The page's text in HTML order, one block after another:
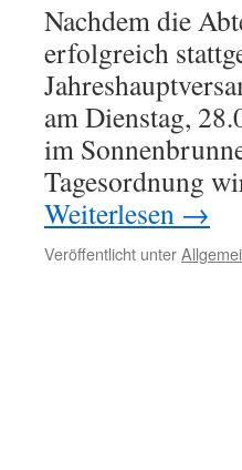
Nachdem die
erfolgreich
am Dienstag,
im
Tagesordnung
Weiterlesen →
Veröffentlicht unter